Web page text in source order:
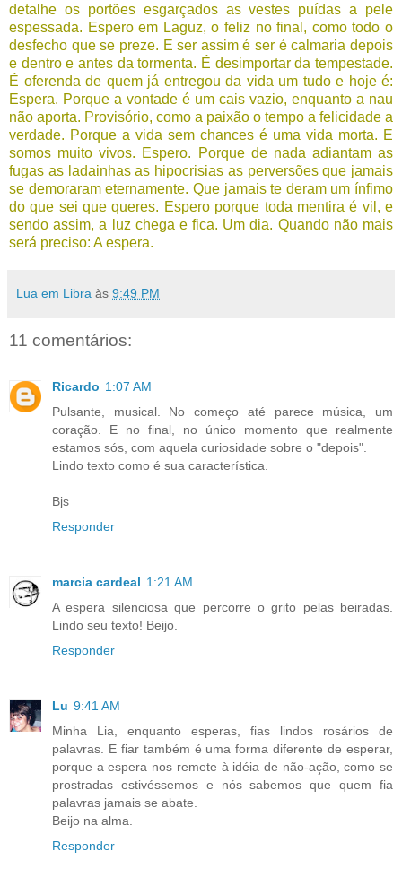
detalhe os portões esgarçados as vestes puídas a pele
espessada. Espero em Laguz, o feliz no final, como todo o
desfecho que se preze. E ser assim é ser é calmaria depois
e dentro e antes da tormenta. É desimportar da tempestade.
É oferenda de quem já entregou da vida um tudo e hoje é:
Espera. Porque a vontade é um cais vazio, enquanto a nau
não aporta. Provisório, como a paixão o tempo a felicidade a
verdade. Porque a vida sem chances é uma vida morta. E
somos muito vivos. Espero. Porque de nada adiantam as
fugas as ladainhas as hipocrisias as perversões que jamais
se demoraram eternamente. Que jamais te deram um ínfimo
do que sei que queres. Espero porque toda mentira é vil, e
sendo assim, a luz chega e fica. Um dia. Quando não mais
será preciso: A espera.
Lua em Libra às 9:49 PM
11 comentários:
Ricardo 1:07 AM
Pulsante, musical. No começo até parece música, um
coração. E no final, no único momento que realmente
estamos sós, com aquela curiosidade sobre o "depois".
Lindo texto como é sua característica.
Bjs
Responder
marcia cardeal 1:21 AM
A espera silenciosa que percorre o grito pelas beiradas.
Lindo seu texto! Beijo.
Responder
Lu 9:41 AM
Minha Lia, enquanto esperas, fias lindos rosários de
palavras. E fiar também é uma forma diferente de esperar,
porque a espera nos remete à idéia de não-ação, como se
prostradas estivéssemos e nós sabemos que quem fia
palavras jamais se abate.
Beijo na alma.
Responder